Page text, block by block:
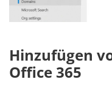
Hinzufügen
Office 365